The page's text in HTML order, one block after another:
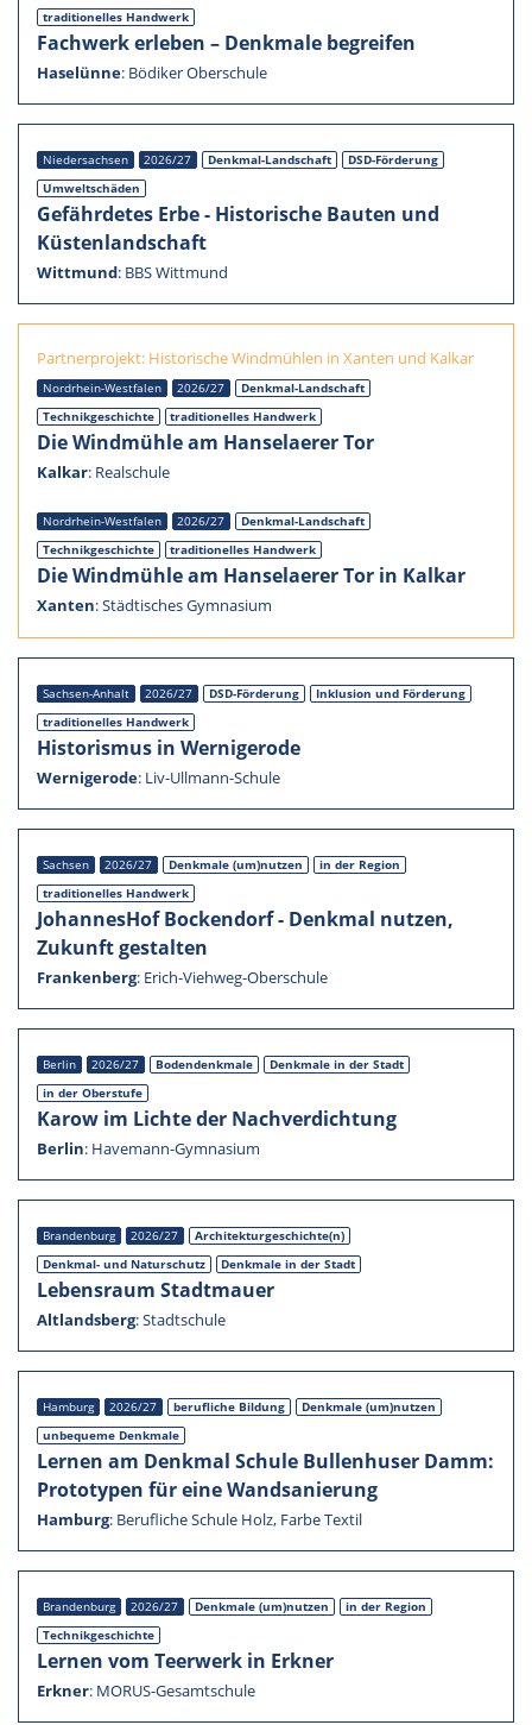
tradi­tio­nel­les Handwerk
Fachwerk erleben – Denkmale begrei­fen
Haselünne: Bödiker Oberschule
Nieder­sach­sen 2026/27 Denkmal-Landschaft
DSD-Förderung
Umwelt­schä­den
Gefähr­de­tes Erbe - Histo­ri­sche Bauten und
Küsten­land­schaft
Wittmund: BBS Wittmund
Partner­pro­jekt: Histo­ri­sche Windmüh­len in Xanten und Kalkar
Nordrhein-Westfalen 2026/27
Denkmal-Landschaft
Technik­ge­schichte
tradi­tio­nel­les Handwerk
Die Windmühle am Hanselae­rer Tor
Kalkar: Realschule
Nordrhein-Westfalen 2026/27
Denkmal-Landschaft
Technik­ge­schichte
tradi­tio­nel­les Handwerk
Die Windmühle am Hanselae­rer Tor in Kalkar
Xanten:Städti­sches Gymna­sium
Sachsen-Anhalt 2026/27 DSD-Förderung
Inklu­sion und Förde­rung
tradi­tio­nel­les Handwerk
Histo­ris­mus in Werni­ge­rode
Werni­ge­rode: Liv-Ullmann-Schule
Sachsen 2026/27 Denkmale (um)nutzen
in der Region
tradi­tio­nel­les Handwerk
Johan­nes­Hof Bocken­dorf - Denkmal nutzen,
Zukunft gestal­ten
Franken­berg: Erich-Viehweg-Oberschule
Berlin 2026/27 Boden­denk­male
Denkmale in der Stadt
in der Oberstufe
Karow im Lichte der Nachver­dich­tung
Berlin: Havemann-Gymnasium
Branden­burg 2026/27
Architekturgeschichte(n)
Denkmal- und Natur­schutz
Denkmale in der Stadt
Lebens­raum Stadt­mauer
Altlands­berg:Stadt­schule
Hamburg 2026/27 beruf­li­che Bildung
Denkmale (um)nutzen
unbequeme Denkmale
Lernen am Denkmal Schule Bullen­hu­ser Damm:
Proto­ty­pen für eine Wandsa­nie­rung
Hamburg: Beruf­li­che Schule Holz, Farbe Textil
Branden­burg 2026/27 Denkmale (um)nutzen
in der Region
Technik­ge­schichte
Lernen vom Teerwerk in Erkner
Erkner: MORUS-Gesamtschule